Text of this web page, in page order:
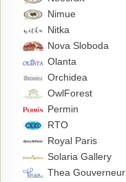
Nimue
Nitka
Nova Sloboda
Olanta
Orchidea
OwlForest
Permin
RTO
Royal Paris
Solaria Gallery
Thea Gouverneur